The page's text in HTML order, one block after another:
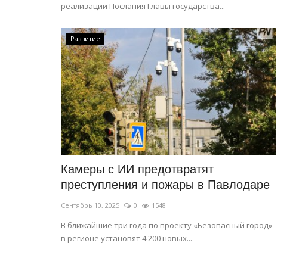
реализации Послания Главы государства...
Развитие
Камеры с ИИ предотвратят
преступления и пожары в Павлодаре
Сентябрь 10, 2025 0 1548
В ближайшие три года по проекту «Безопасный город»
в регионе установят 4 200 новых...
СПЕЦПРОЕКТЫ